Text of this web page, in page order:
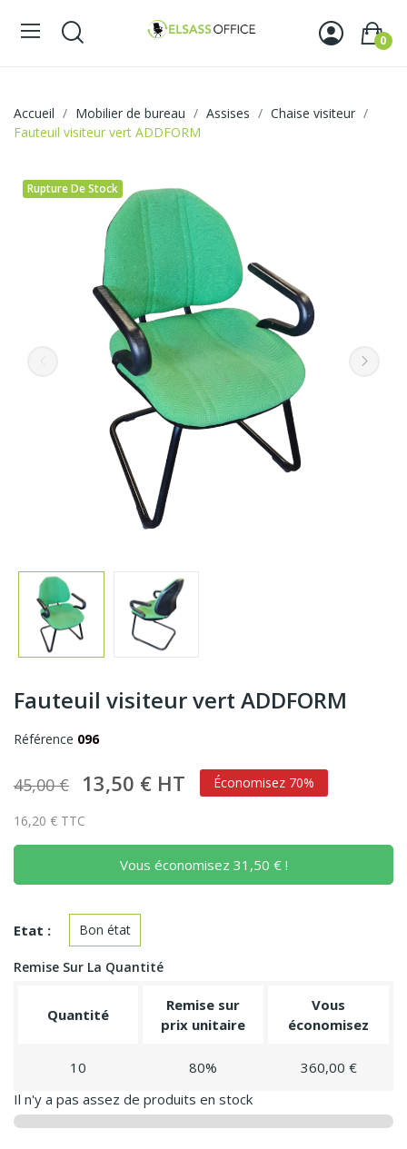
0
Accueil Mobilier de bureau Assises
Chaise visiteur
Fauteuil visiteur vert ADDFORM
Rupture De Stock
Fauteuil visiteur vert ADDFORM
Référence 096
45,00 € 13,50 € HT Économisez 70%
16,20 € TTC
Vous économisez 31,50 € !
Etat : Bon état
Remise Sur La Quantité
Quantité
Remise sur
prix unitaire
Vous
économisez
10 80%
360,00 €
Il n'y a pas assez de produits en stock